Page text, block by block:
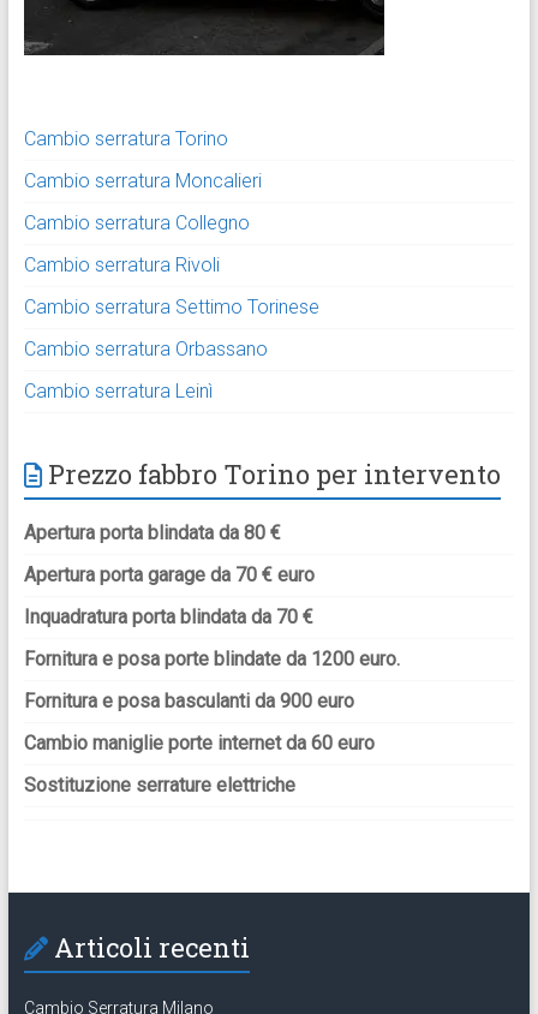
Cambio serratura Torino
Cambio serratura Moncalieri
Cambio serratura Collegno
Cambio serratura Rivoli
Cambio serratura Settimo Torinese
Cambio serratura Orbassano
Cambio serratura Leinì
Prezzo fabbro Torino per intervento
Apertura porta blindata da 80 €
Apertura porta garage da 70 € euro
Inquadratura porta blindata da 70 €
Fornitura e posa porte blindate da 1200 euro.
Fornitura e posa basculanti da 900 euro
Cambio maniglie porte internet da 60 euro
Sostituzione serrature elettriche
Articoli recenti
Cambio Serratura Milano